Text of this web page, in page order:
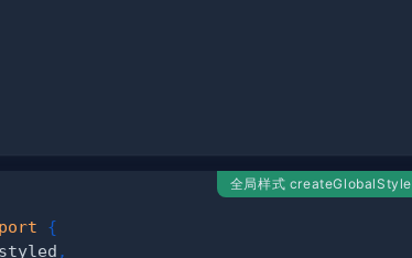
全局样式 createGlobalStyle
{
,